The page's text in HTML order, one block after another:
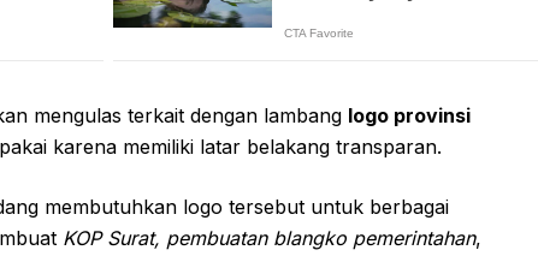
mengulas terkait dengan lambang logo provinsi
karena memiliki latar belakang transparan.
membutuhkan logo tersebut untuk berbagai
KOP Surat, pembuatan blangko pemerintahan,